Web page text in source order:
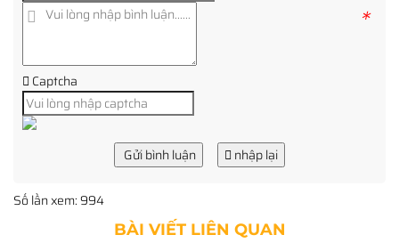
*
Captcha
Gửi bình luận nhập lại
Số lần xem: 994
BÀI VIẾT LIÊN QUAN